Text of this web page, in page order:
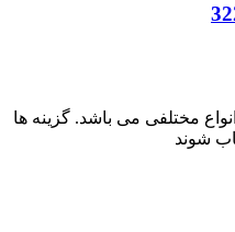
مختلفی می باشد. گزینه ها
شوند